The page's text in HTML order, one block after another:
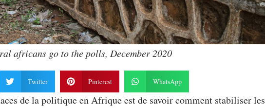
africans go to the polls, December 2020
Twitter Pinterest WhatsApp
de la politique en Afrique est de savoir comment stabiliser les